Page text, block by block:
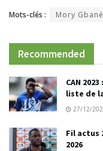
Mots-clés : Mory Gbané
Recommended
CAN
liste de
27/12/
Fil actus
2026